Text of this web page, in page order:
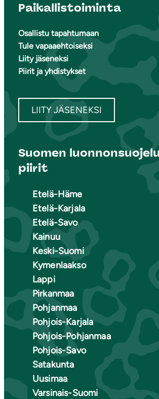
Paikallistoiminta
Osallistu tapahtumaan
Tule vapaaehtoiseksi
Liity jäseneksi
Piirit ja yhdistykset
LIITY JÄSENEKSI
Suomen
piirit
Etelä-Häme
Etelä-Karjala
Etelä-Savo
Kainuu
Keski-Suomi
Kymenlaakso
Lappi
Pirkanmaa
Pohjanmaa
Pohjois-Karjala
Pohjois-Pohjanmaa
Pohjois-Savo
Satakunta
Uusimaa
Varsinais-Suomi